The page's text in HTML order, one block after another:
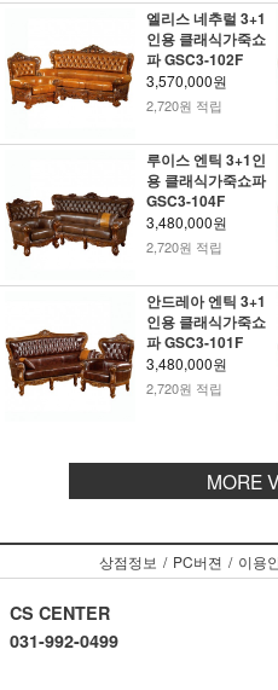
엘리스 네추럴 3+1
인용 클래식가죽쇼
파 GSC3-102F
3,570,000원
2,720원 적립
루이스 엔틱 3+1인
용 클래식가죽쇼파
GSC3-104F
3,480,000원
2,720원 적립
안드레아 엔틱 3+1
인용 클래식가죽쇼
파 GSC3-101F
3,480,000원
2,720원 적립
MORE
상점정보 / PC버젼 / 이용
CS CENTER
031-992-0499